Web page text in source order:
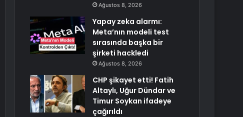
Ağustos 8, 2026
Yapay zeka alarmı:
Meta’nın modeli test
sırasında başka bir
şirketi hackledi
Ağustos 8, 2026
CHP şikayet etti! Fatih
Altaylı, Uğur Dündar ve
Timur Soykan ifadeye
çağırıldı